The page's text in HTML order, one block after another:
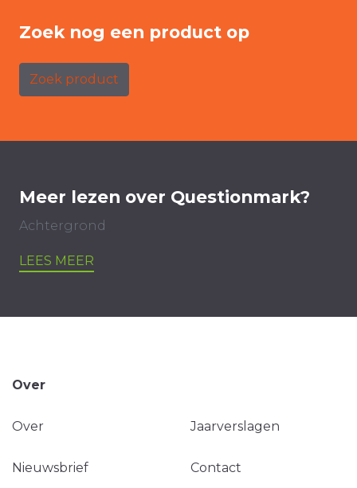
Zoek nog een product op
Zoek product
Meer lezen over Questionmark?
Achtergrond
LEES MEER
Over
Over Jaarverslagen
Nieuwsbrief Contact